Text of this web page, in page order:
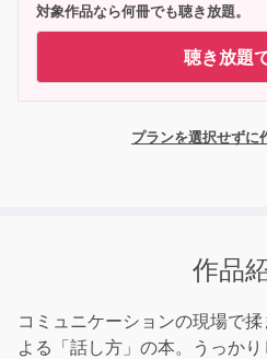
対象作品なら何冊でも聴き放題。
聴き放題
プランを選択せずに
作品
コミュニケーションの現場で
よる「話し方」の本。うっか